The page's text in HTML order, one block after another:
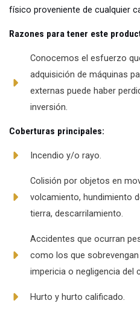
físico proveniente de cualquier
Razones para tener este
Conocemos el esfuerzo
adquisición de máquinas
externas puede haber
inversión.
Coberturas principales:
Incendio y/o rayo.
Colisión por objetos en
volcamiento, hundimiento
tierra, descarrilamiento.
Accidentes que ocurran
como los que
impericia o negligencia del
Hurto y hurto calificado.